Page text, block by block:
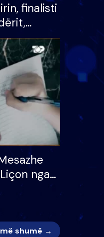
finalisti
divorci
nga
më shumë →